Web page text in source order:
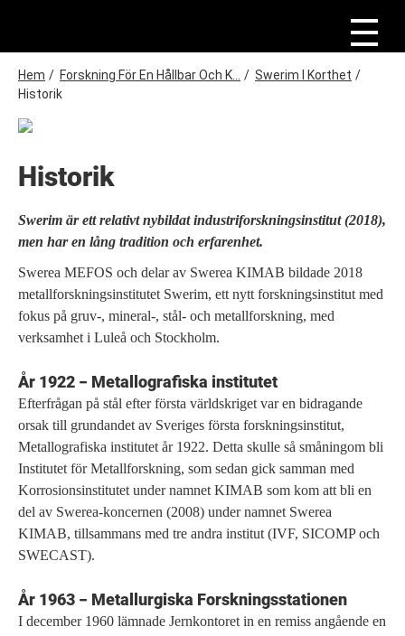
p
L
ä
n
k
s
t
g
Hem / Forskning För En Hållbar Och K... / Swerim I Korthet /
Historik
Historik
Swerim är ett relativt nybildat industriforskningsinstitut (2018),
men har en lång tradition och erfarenhet.
Swerea MEFOS och delar av Swerea KIMAB bildade 2018
metallforskningsinstitutet Swerim, ett nytt forskningsinstitut med
fokus på gruv-, mineral-, stål- och metallforskning, med
verksamhet i Luleå och Stockholm.
År 1922 − Metallografiska institutet
Efterfrågan på stål efter första världskriget var en bidragande
orsak till grundandet av Sveriges första forskningsinstitut,
Metallografiska institutet år 1922. Detta skulle så småningom bli
Institutet för Metallforskning, som sedan gick samman med
Korrosionsinstitutet under namnet KIMAB som kom att bli en
del av Swerea-koncernen (2008) under namnet Swerea
KIMAB, tillsammans med tre andra institut (IVF, SICOMP och
SWECAST).
År 1963 − Metallurgiska Forskningsstationen
I december 1960 lämnade Jernkontoret in en remiss angående en